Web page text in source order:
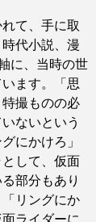
て、手に取
代小説、漫
に、当時の世
ます。「思
撮ものの必
ないという
にかけろ」
して、仮面
部分もあり
リングにか
ライダーに